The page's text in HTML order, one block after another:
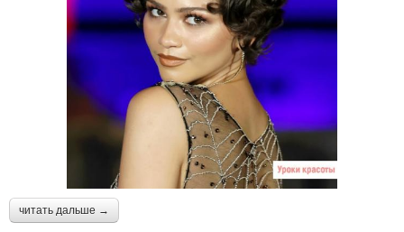
читать дальше →